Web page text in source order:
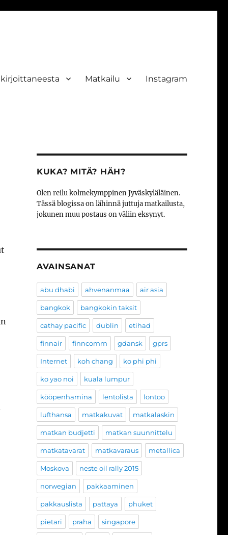
Matkailu Instagram
KUKA? MITÄ? HÄH?
Olen reilu kolmekymppinen Jyväskyläläinen.
Tässä blogissa on lähinnä juttuja matkailusta,
jokunen muu postaus on väliin eksynyt.
AVAINSANAT
abu dhabi ahvenanmaa air asia
bangkok bangkokin taksit
cathay pacific dublin etihad
finnair finncomm gdansk gprs
Internet koh chang ko phi phi
ko yao noi kuala lumpur
kööpenhamina lentolista lontoo
lufthansa matkakuvat matkalaskin
matkan budjetti matkan suunnittelu
matkatavarat matkavaraus metallica
Moskova neste oil rally 2015
norwegian pakkaaminen
pakkauslista pattaya phuket
pietari praha singapore